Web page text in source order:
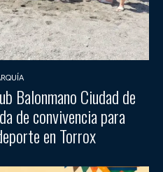
Balonmano Ciudad de
de convivencia para
en Torrox